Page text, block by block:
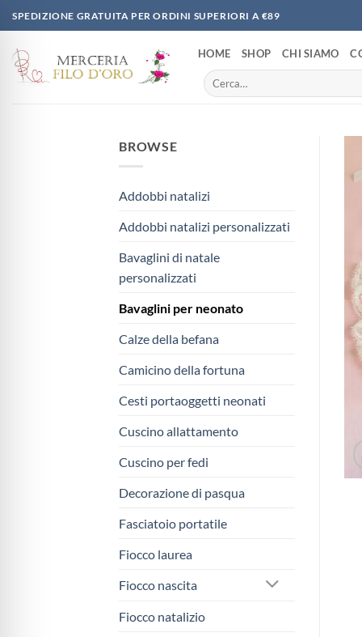
Salta
ai
contenuti
SPEDIZIONE GRATUITA PER ORDINI SUPERIORI A €89
HOME SHOP CHI SIAMO
Cerca:
BROWSE
Addobbi natalizi
Addobbi natalizi personalizzati
Bavaglini di natale
personalizzati
Bavaglini per neonato
Calze della befana
Camicino della fortuna
Cesti portaoggetti neonati
Cuscino allattamento
Cuscino per fedi
Decorazione di pasqua
Fasciatoio portatile
Fiocco laurea
Fiocco nascita
Fiocco natalizio